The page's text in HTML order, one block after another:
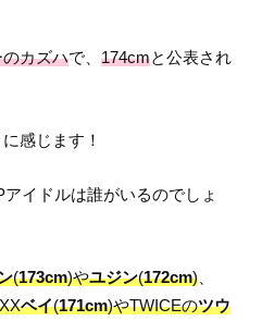
カズハで、174cmと公表され
感じます！
イドルは誰がいるのでしょ
(173cm)やユジン(172cm)、
ベイ(171cm)やTWICEのツウ